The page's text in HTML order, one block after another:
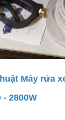
Máy rửa
- 2800W